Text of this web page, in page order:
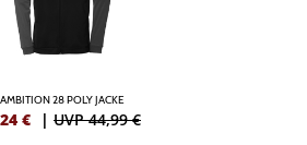
AMBITION 28 POLY JACKE
€ | UVP 44,99 €